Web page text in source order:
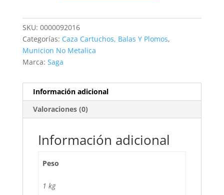
SKU: 0000092016
Categorías: Caza Cartuchos, Balas Y Plomos,
Municion No Metalica
Marca: Saga
Información adicional
Valoraciones (0)
Información adicional
Peso
1 kg